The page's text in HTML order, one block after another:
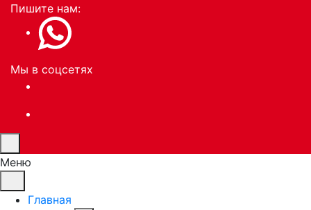
Пишите нам:
Мы в соцсетях
Меню
Главная